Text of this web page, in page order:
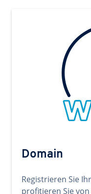
Domain
Registrieren Sie
profitieren Sie